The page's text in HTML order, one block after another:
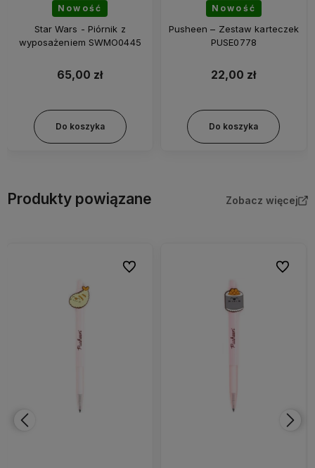
Nowość
Star Wars - Piórnik z
wyposażeniem SWMO0445
65,00 zł
Do koszyka
Nowość
Pusheen – Zestaw karteczek
PUSE0778
22,00 zł
Do koszyka
Produkty powiązane Zobacz więcej
Do ulubionych Do